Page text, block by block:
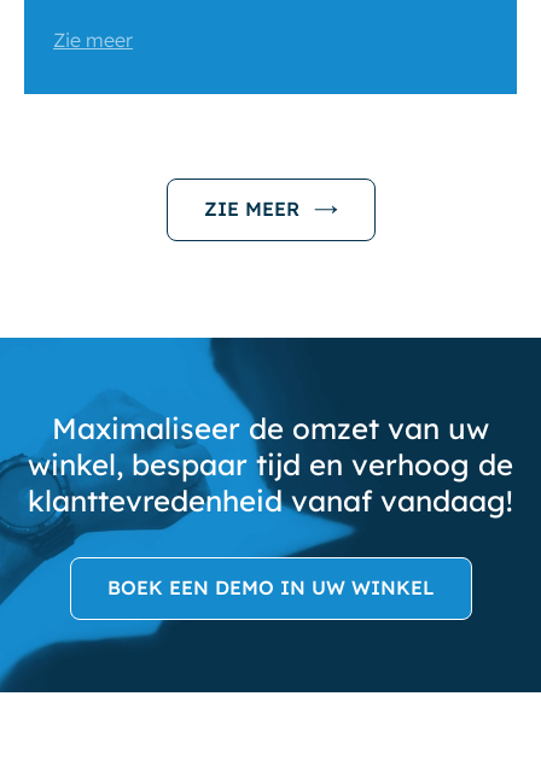
Zie meer
ZIE MEER
Maximaliseer de omzet van uw
winkel, bespaar tijd en verhoog de
klanttevredenheid vanaf vandaag!
BOEK EEN DEMO IN UW WINKEL